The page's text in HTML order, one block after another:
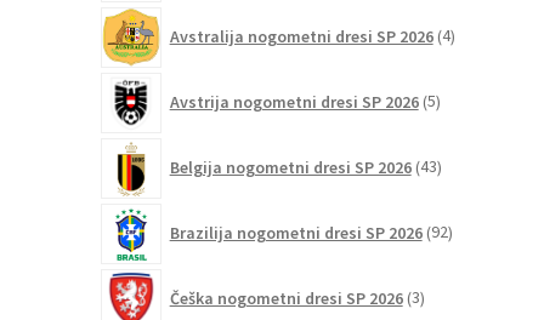
Avstralija nogometni dresi SP 2026 4izdelki
Avstrija nogometni dresi SP 2026 5izdelkov
Belgija nogometni dresi SP 2026 43izdelkov
Brazilija nogometni dresi SP 2026 92izdelkov
Češka nogometni dresi SP 2026 3izdelki